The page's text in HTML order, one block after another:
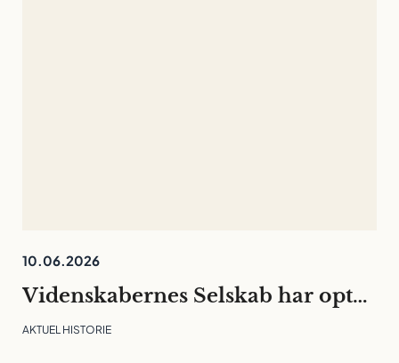
10.06.2026
Videnskabernes Selskab har optaget 30 nye medlemmer
AKTUEL HISTORIE